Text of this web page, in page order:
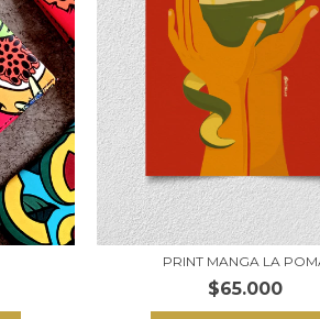
PRINT MANGA LA
$65.000